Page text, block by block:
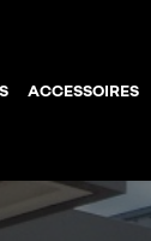
ACCESSOIRES